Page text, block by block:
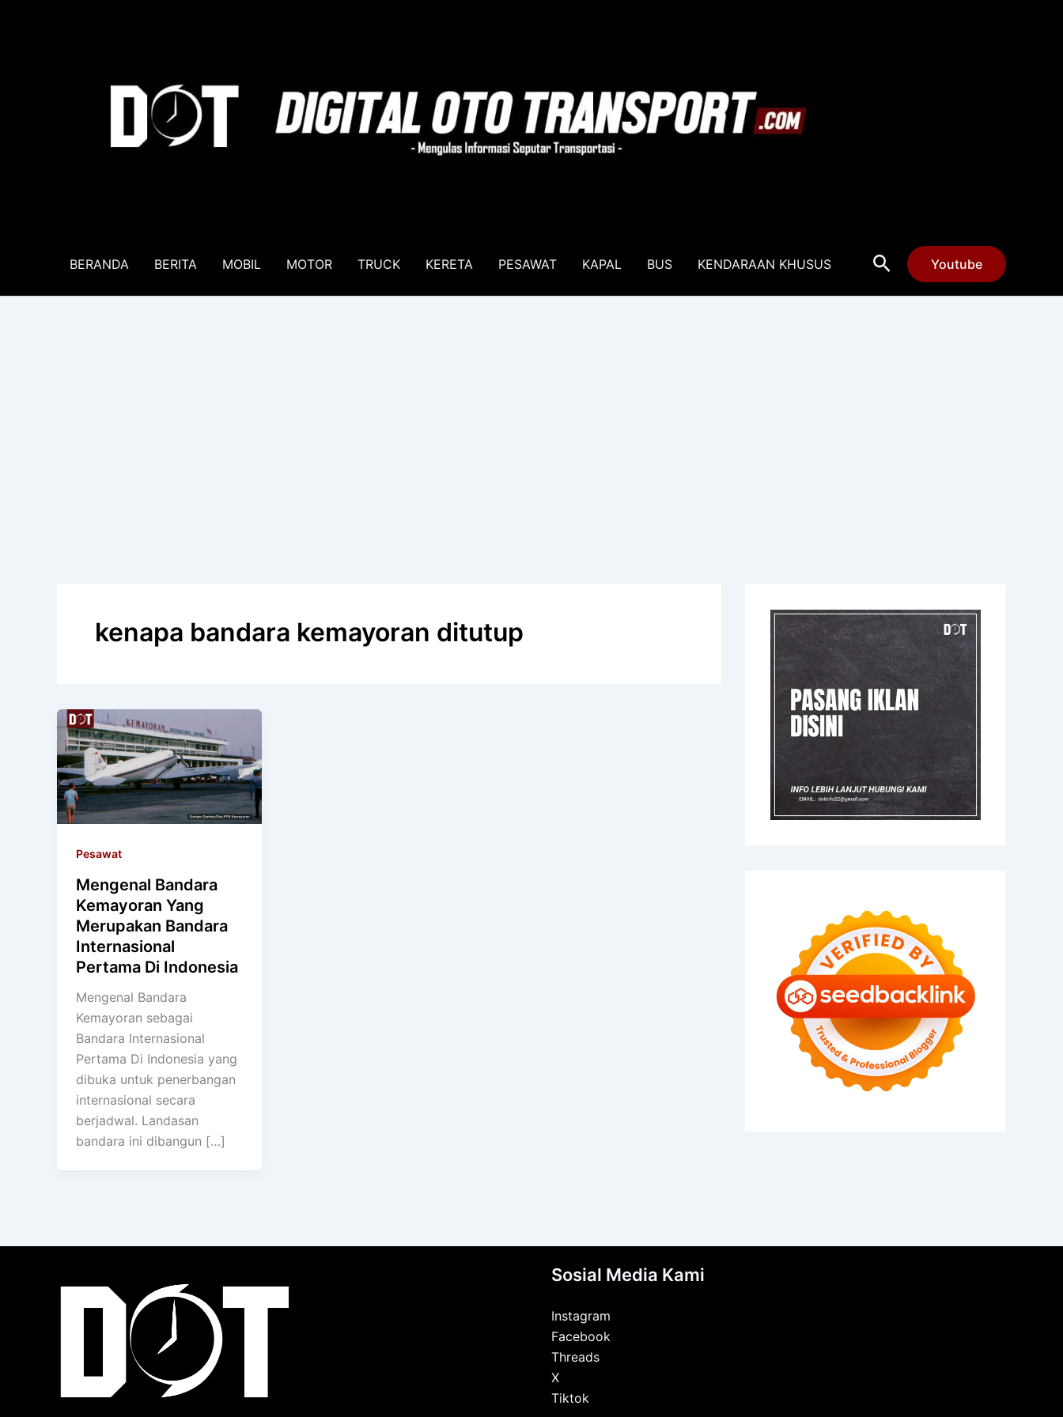
BERANDA BERITA MOBIL MOTOR TRUCK KERETA PESAWAT KAPAL BUS KENDARAAN KHUSUS Cari Youtube
kenapa bandara kemayoran ditutup
Pesawat
Mengenal Bandara
Kemayoran Yang
Merupakan Bandara
Internasional
Pertama Di Indonesia
Mengenal Bandara
Kemayoran sebagai
Bandara Internasional
Pertama Di Indonesia yang
dibuka untuk penerbangan
internasional secara
berjadwal. Landasan
bandara ini dibangun […]
Sosial Media Kami
Instagram
Facebook
Threads
X
Tiktok